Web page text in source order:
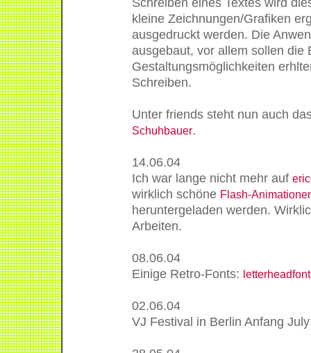
Schreiben eines Textes wird
kleine Zeichnungen/Grafiken
ausgedruckt werden. Die
ausgebaut, vor allem sollen die
Gestaltungsmöglichkeiten
Schreiben.
Unter friends steht nun auch
Schuhbauer.
14.06.04
Ich war lange nicht mehr auf
wirklich schöne Flash-
heruntergeladen werden.
Arbeiten.
08.06.04
Einige Retro-Fonts:
02.06.04
VJ Festival in Berlin Anfang